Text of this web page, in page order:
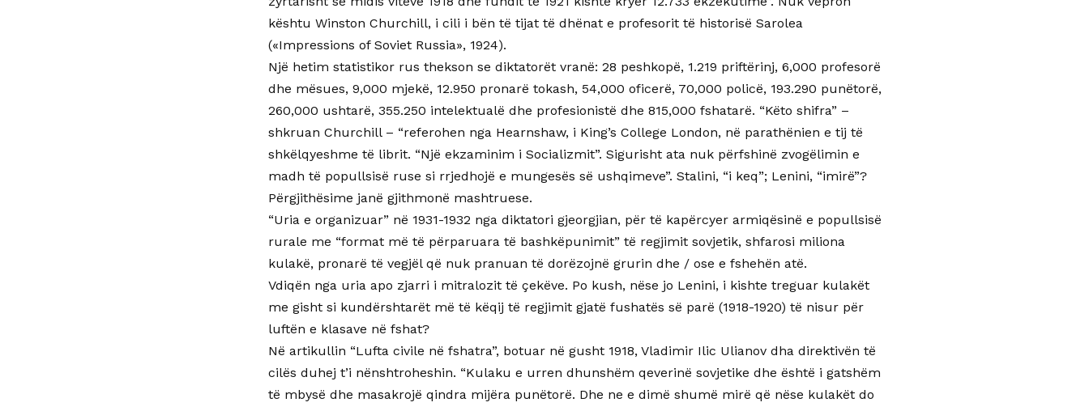
kështu Winston Churchill, i cili i bën të tijat të dhënat e profesorit të historisë Sarolea
(«Impressions of Soviet Russia», 1924).
Një hetim statistikor rus thekson se diktatorët vranë: 28 peshkopë, 1.219 priftërinj, 6,000 profesorë
dhe mësues, 9,000 mjekë, 12.950 pronarë tokash, 54,000 oficerë, 70,000 policë, 193.290 punëtorë,
260,000 ushtarë, 355.250 intelektualë dhe profesionistë dhe 815,000 fshatarë. “Këto shifra” –
shkruan Churchill – “referohen nga Hearnshaw, i King’s College London, në parathënien e tij të
shkëlqyeshme të librit. “Një ekzaminim i Socializmit”. Sigurisht ata nuk përfshinë zvogëlimin e
madh të popullsisë ruse si rrjedhojë e mungesës së ushqimeve”. Stalini, “i keq”; Lenini, “imirë”?
Përgjithësime janë gjithmonë mashtruese.
“Uria e organizuar” në 1931-1932 nga diktatori gjeorgjian, për të kapërcyer armiqësinë e popullsisë
rurale me “format më të përparuara të bashkëpunimit” të regjimit sovjetik, shfarosi miliona
kulakë, pronarë të vegjël që nuk pranuan të dorëzojnë grurin dhe / ose e fshehën atë.
Vdiqën nga uria apo zjarri i mitralozit të çekëve. Po kush, nëse jo Lenini, i kishte treguar kulakët
me gisht si kundërshtarët më të këqij të regjimit gjatë fushatës së parë (1918-1920) të nisur për
luftën e klasave në fshat?
Në artikullin “Lufta civile në fshatra”, botuar në gusht 1918, Vladimir Ilic Ulianov dha direktivën të
cilës duhej t’i nënshtroheshin. “Kulaku e urren dhunshëm qeverinë sovjetike dhe është i gatshëm
të mbysë dhe masakrojë qindra mijëra punëtorë. Dhe ne e dimë shumë mirë që nëse kulakët do